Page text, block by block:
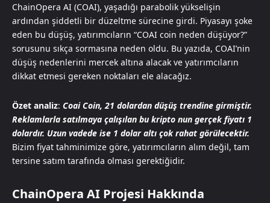
ChainOpera AI (COAI), yaşadığı parabolik yükselişin
ardından şiddetli bir düzeltme sürecine girdi. Piyasayı şoke
eden bu düşüş, yatırımcıların “COAI coin neden düşüyor?”
sorusunu sıkça sormasına neden oldu. Bu yazıda, COAI’nin
düşüş nedenlerini mercek altına alacak ve yatırımcıların
dikkat etmesi gereken noktaları ele alacağız.
Özet analiz: Coai Coin, 21 dolardan düşüş trendine girmiştir.
Reklamlarla satılmaya çalışılan bu kripto nun gerçek fiyatı 1
dolardır. Uzun vadede ise 1 dolar altı çok rahat görülecektir.
Bizim fiyat tahminimize göre, yatırımcıların alım değil, tam
tersine satım tarafında olması gerektiğidir.
ChainOpera AI Projesi Hakkında